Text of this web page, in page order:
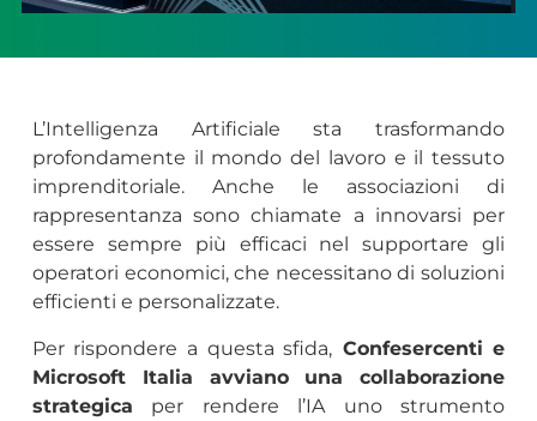
L’Intelligenza Artificiale sta trasformando
profondamente il mondo del lavoro e il tessuto
imprenditoriale. Anche le associazioni di
rappresentanza sono chiamate a innovarsi per
essere sempre più efficaci nel supportare gli
operatori economici, che necessitano di soluzioni
efficienti e personalizzate.
Per rispondere a questa sfida, Confesercenti e
Microsoft Italia avviano una collaborazione
strategica per rendere l’IA uno strumento